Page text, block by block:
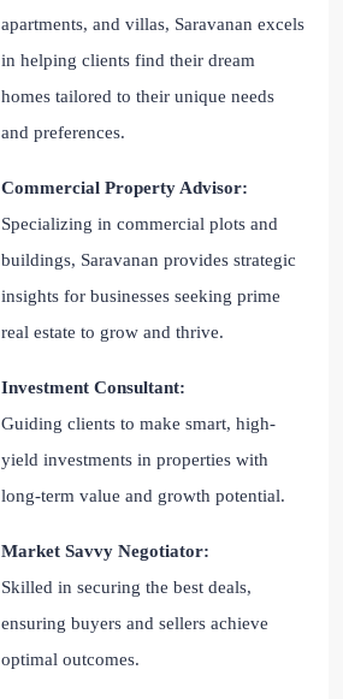
apartments, and villas, Saravanan excels
in helping clients find their dream
homes tailored to their unique needs
and preferences.
Commercial Property Advisor:
Specializing in commercial plots and
buildings, Saravanan provides strategic
insights for businesses seeking prime
real estate to grow and thrive.
Investment Consultant:
Guiding clients to make smart, high-
yield investments in properties with
long-term value and growth potential.
Market Savvy Negotiator:
Skilled in securing the best deals,
ensuring buyers and sellers achieve
optimal outcomes.